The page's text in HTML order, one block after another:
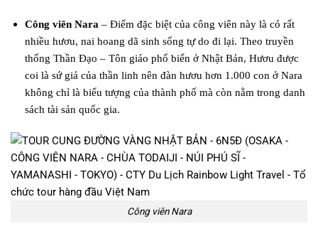
Công viên Nara – Điểm đặc biệt của công viên này là có rất
nhiều hươu, nai hoang dã sinh sống tự do đi lại. Theo truyền
thống Thần Đạo – Tôn giáo phổ biển ở Nhật Bản, Hươu được
coi là sứ giả của thần linh nên đàn hươu hơn 1.000 con ở Nara
không chỉ là biểu tượng của thành phố mà còn nằm trong danh
sách tài sản quốc gia.
Công viên Nara